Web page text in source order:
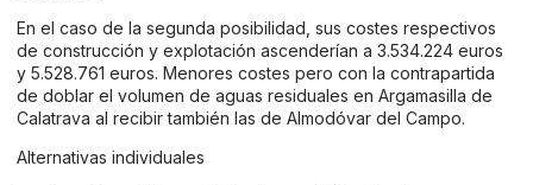
En el caso de la segunda posibilidad, sus costes respectivos
de construcción y explotación ascenderían a 3.534.224 euros
y 5.528.761 euros. Menores costes pero con la contrapartida
de doblar el volumen de aguas residuales en Argamasilla de
Calatrava al recibir también las de Almodóvar del Campo.
Alternativas individuales